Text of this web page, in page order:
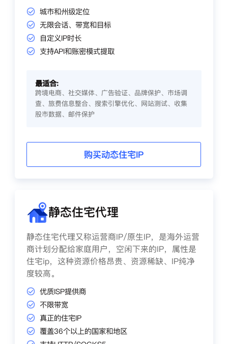
城市和州级定位
无限会话、带宽和目标
自定义IP时长
支持API和账密模式提取
最适合:
跨境电商、社交媒体、广告验证、品牌保护、市场调
查、旅费信息整合、搜索引擎优化、网站测试、收集
股市数据、邮件保护
购买动态住宅IP
静态住宅代理
静态住宅代理又称运营商IP/原生IP，是海外运营
商计划分配给家庭用户，空闲下来的IP，属性是
住宅ip，这种资源价格昂贵、资源稀缺、IP纯净
度较高。
优质ISP提供商
不限带宽
真正的住宅IP
覆盖36个以上的国家和地区